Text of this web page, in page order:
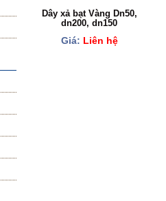
Dây xả bạt Vàng Dn50,
dn200, dn150
Giá: Liên hệ